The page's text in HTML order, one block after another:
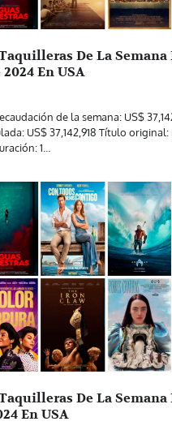
De La Semana
2024 En USA
de la semana: US$
US$ 37,142,918 Título
1…
De La Semana
En USA